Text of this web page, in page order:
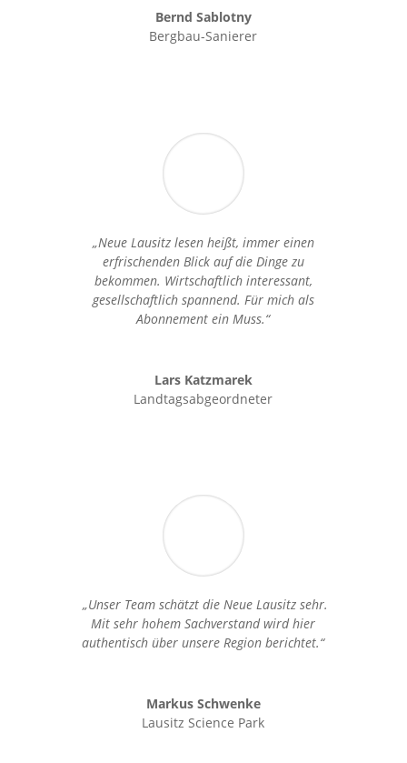
Bernd Sablotny
Bergbau-Sanierer
„Neue Lausitz lesen heißt, immer einen
erfrischenden Blick auf die Dinge zu
bekommen. Wirtschaftlich interessant,
gesellschaftlich spannend. Für mich als
Abonnement ein Muss.“
Lars Katzmarek
Landtagsabgeordneter
„Unser Team schätzt die Neue Lausitz sehr.
Mit sehr hohem Sachverstand wird hier
authentisch über unsere Region berichtet.“
Markus Schwenke
Lausitz Science Park